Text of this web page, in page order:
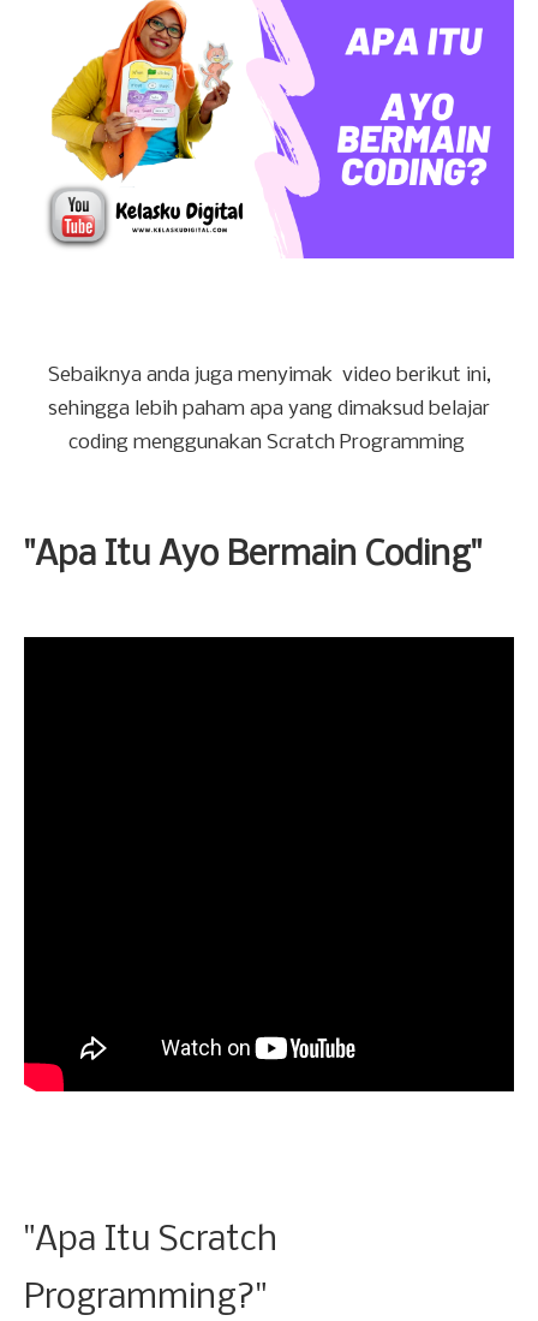
Sebaiknya anda juga menyimak video berikut ini,
sehingga lebih paham apa yang dimaksud belajar
coding menggunakan Scratch Programming
"Apa Itu Ayo Bermain Coding"
"Apa Itu Scratch
Programming?"